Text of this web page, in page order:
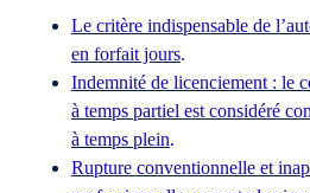
Le critère indispensable de
en forfait jours.
Indemnité de licenciement : le
à temps partiel est considéré
à temps plein.
Rupture conventionnelle et